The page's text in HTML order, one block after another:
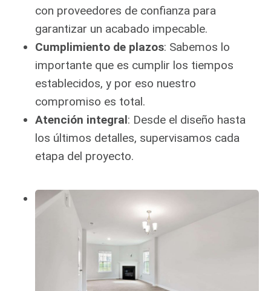
con proveedores de confianza para
garantizar un acabado impecable.
Cumplimiento de plazos: Sabemos lo
importante que es cumplir los tiempos
establecidos, y por eso nuestro
compromiso es total.
Atención integral: Desde el diseño hasta
los últimos detalles, supervisamos cada
etapa del proyecto.